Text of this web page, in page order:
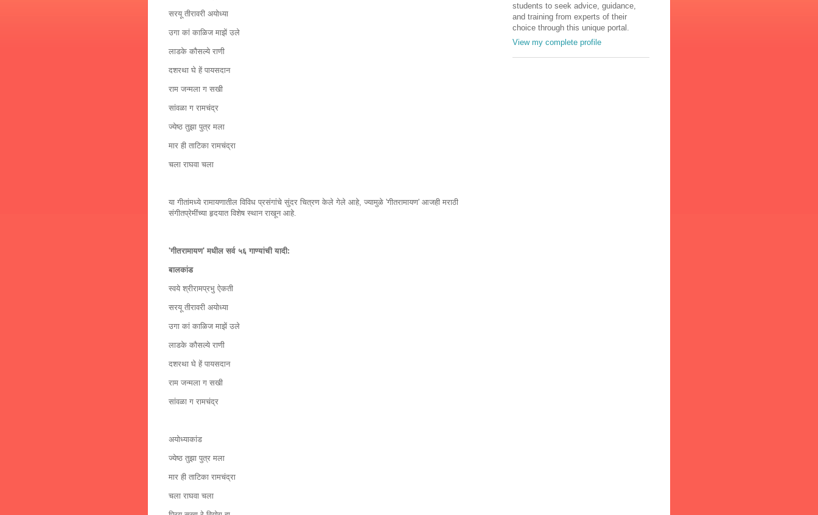
सरयू तीरावरी अयोध्या
उगा कां काळिज माझें उले
लाडके कौसल्ये राणी
दशरथा घे हें पायसदान
राम जन्मला ग सखी
सांवळा ग रामचंद्र
ज्येष्ठ तुझा पुत्र मला
मार ही ताटिका रामचंद्रा
चला राघवा चला
या गीतांमध्ये रामायणातील विविध प्रसंगांचे सुंदर चित्रण केले गेले आहे, ज्यामुळे 'गीतरामायण' आजही मराठी
संगीतप्रेमींच्या हृदयात विशेष स्थान राखून आहे.
'गीतरामायण' मधील सर्व ५६ गाण्यांची यादी:
बालकांड
स्वये श्रीरामप्रभु ऐकती
सरयू तीरावरी अयोध्या
उगा कां काळिज माझें उले
लाडके कौसल्ये राणी
दशरथा घे हें पायसदान
राम जन्मला ग सखी
सांवळा ग रामचंद्र
अयोध्याकांड
ज्येष्ठ तुझा पुत्र मला
मार ही ताटिका रामचंद्रा
चला राघवा चला
students to seek advice, guidance,
and training from experts of their
choice through this unique portal.
View my complete profile